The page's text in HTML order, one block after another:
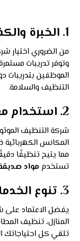
1. الخبرة والكفاءة
من الضروري
وتوفر تدريبات
الموظفين بتدريبات
التنظيف والسلامة.
2. استخدام معدات وأدوات حديثة
شركة التنظيف
مما يتيح تنظيفًا
تستخدم مواد
3. تنوع الخدمات وشمولية الحلول
يفضل الاعتماد
المنازل، تنظيف
تلقي كل احتياجاتك